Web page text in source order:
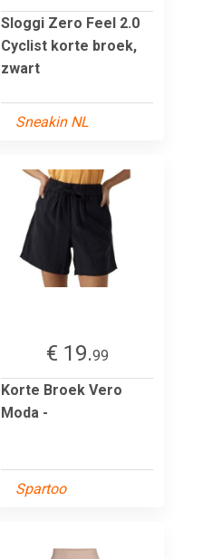
Sloggi Zero Feel 2.0
Cyclist korte broek,
zwart
Sneakin NL
€ 19.99
Korte Broek Vero
Moda -
Spartoo